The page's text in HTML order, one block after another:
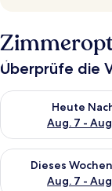
Überprüfe die
Heute
Aug. 7 -
Überprüfe die
Dieses
Aug. 7 -
Überprüfe die